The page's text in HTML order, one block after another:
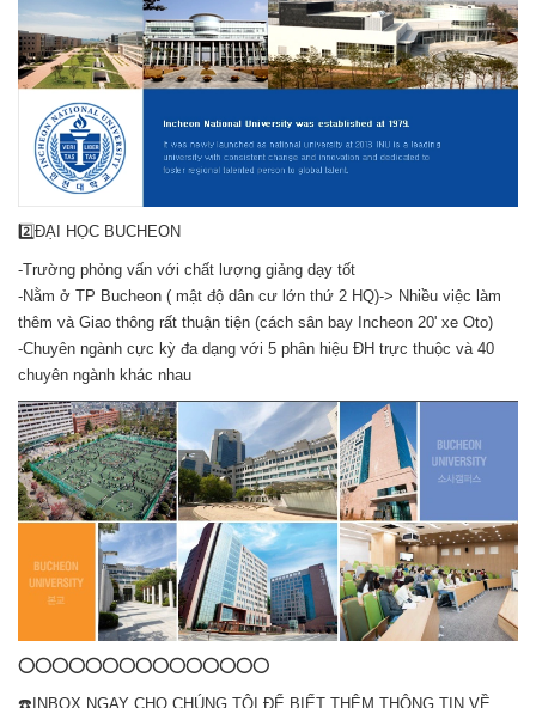
2️⃣ĐẠI HỌC BUCHEON
-Trường phỏng vấn với chất lượng giảng dạy tốt
-Nằm ở TP Bucheon ( mật độ dân cư lớn thứ 2 HQ)-> Nhiều việc làm
thêm và Giao thông rất thuận tiện (cách sân bay Incheon 20' xe Oto)
-Chuyên ngành cực kỳ đa dạng với 5 phân hiệu ĐH trực thuộc và 40
chuyên ngành khác nhau
⭕️⭕️⭕️⭕️⭕️⭕️⭕️⭕️⭕️⭕️⭕️⭕️⭕️⭕️⭕️
☎️INBOX NGAY CHO CHÚNG TÔI ĐỂ BIẾT THÊM THÔNG TIN VỀ